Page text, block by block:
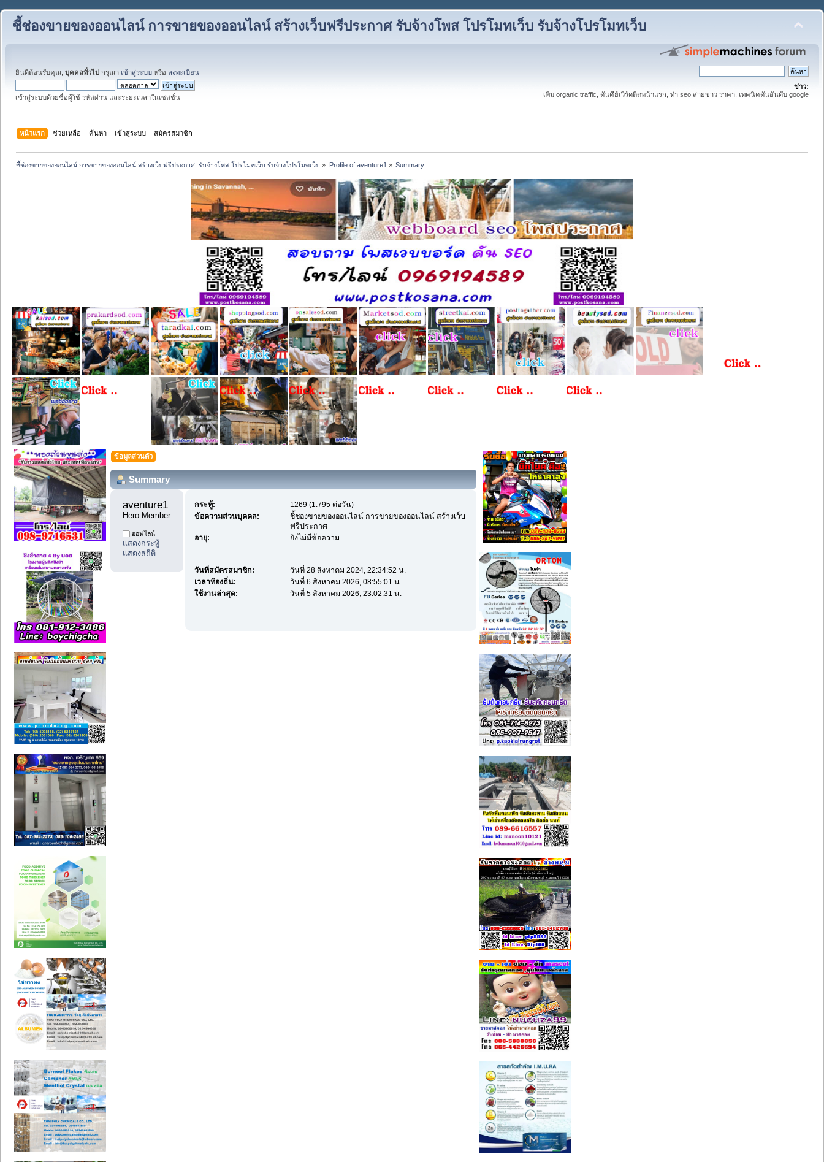
ชี้ช่องขายของออนไลน์ การขายของออนไลน์ สร้างเว็บฟรีประกาศ รับจ้างโพส โปรโมทเว็บ รับจ้างโปรโมทเว็บ
ยินดีต้อนรับคุณ, บุคคลทั่วไป กรุณา เข้าสู่ระบบ หรือ ลงทะเบียน
เข้าสู่ระบบด้วยชื่อผู้ใช้ รหัสผ่าน และระยะเวลาในเซสชั่น
ข่าว:
เพิ่ม organic traffic, ดันคีย์เวิร์ดติดหน้าแรก, ทำ seo สายขาว ราคา, เทคนิคดันอันดับ google
หน้าแรก ช่วยเหลือ ค้นหา เข้าสู่ระบบ สมัครสมาชิก
ชี้ช่องขายของออนไลน์ การขายของออนไลน์ สร้างเว็บฟรีประกาศ  รับจ้างโพส โปรโมทเว็บ รับจ้างโปรโมทเว็บ » Profile of aventure1 » Summary
ข้อมูลส่วนตัว
Summary
aventure1
Hero Member
ออฟไลน์
แสดงกระทู้
แสดงสถิติ
กระทู้:
1269 (1.795 ต่อวัน)
ข้อความส่วนบุคคล:
ชี้ช่องขายของออนไลน์ การขายของออนไลน์ สร้างเว็บ
ฟรีประกาศ
อายุ:
ยังไม่มีข้อความ
วันที่สมัครสมาชิก:
วันที่ 28 สิงหาคม 2024, 22:34:52 น.
เวลาท้องถิ่น:
วันที่ 6 สิงหาคม 2026, 08:55:01 น.
ใช้งานล่าสุด:
วันที่ 5 สิงหาคม 2026, 23:02:31 น.